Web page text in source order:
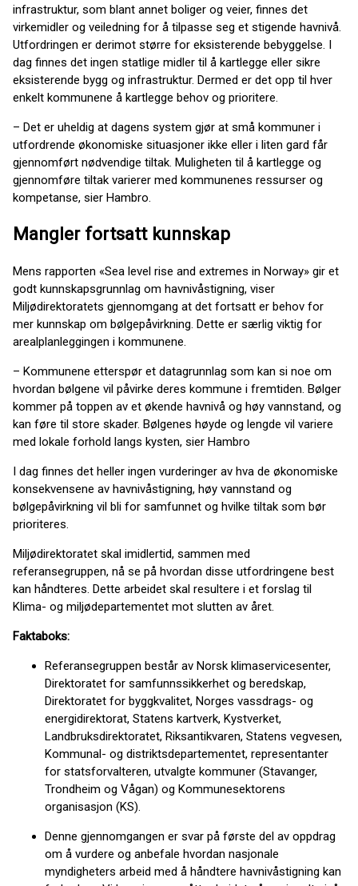
infrastruktur, som blant annet boliger og veier, finnes det
virkemidler og veiledning for å tilpasse seg et stigende havnivå.
Utfordringen er derimot større for eksisterende bebyggelse. I
dag finnes det ingen statlige midler til å kartlegge eller sikre
eksisterende bygg og infrastruktur. Dermed er det opp til hver
enkelt kommunene å kartlegge behov og prioritere.
– Det er uheldig at dagens system gjør at små kommuner i
utfordrende økonomiske situasjoner ikke eller i liten gard får
gjennomført nødvendige tiltak. Muligheten til å kartlegge og
gjennomføre tiltak varierer med kommunenes ressurser og
kompetanse, sier Hambro.
Mangler fortsatt kunnskap
Mens rapporten «Sea level rise and extremes in Norway» gir et
godt kunnskapsgrunnlag om havnivåstigning, viser
Miljødirektoratets gjennomgang at det fortsatt er behov for
mer kunnskap om bølgepåvirkning. Dette er særlig viktig for
arealplanleggingen i kommunene.
– Kommunene etterspør et datagrunnlag som kan si noe om
hvordan bølgene vil påvirke deres kommune i fremtiden. Bølger
kommer på toppen av et økende havnivå og høy vannstand, og
kan føre til store skader. Bølgenes høyde og lengde vil variere
med lokale forhold langs kysten, sier Hambro
I dag finnes det heller ingen vurderinger av hva de økonomiske
konsekvensene av havnivåstigning, høy vannstand og
bølgepåvirkning vil bli for samfunnet og hvilke tiltak som bør
prioriteres.
Miljødirektoratet skal imidlertid, sammen med
referansegruppen, nå se på hvordan disse utfordringene best
kan håndteres. Dette arbeidet skal resultere i et forslag til
Klima- og miljødepartementet mot slutten av året.
Faktaboks:
Referansegruppen består av Norsk klimaservicesenter,
Direktoratet for samfunnssikkerhet og beredskap,
Direktoratet for byggkvalitet, Norges vassdrags- og
energidirektorat, Statens kartverk, Kystverket,
Landbruksdirektoratet, Riksantikvaren, Statens vegvesen,
Kommunal- og distriktsdepartementet, representanter
for statsforvalteren, utvalgte kommuner (Stavanger,
Trondheim og Vågan) og Kommunesektorens
organisasjon (KS).
Denne gjennomgangen er svar på første del av oppdrag
om å vurdere og anbefale hvordan nasjonale
myndigheters arbeid med å håndtere havnivåstigning kan